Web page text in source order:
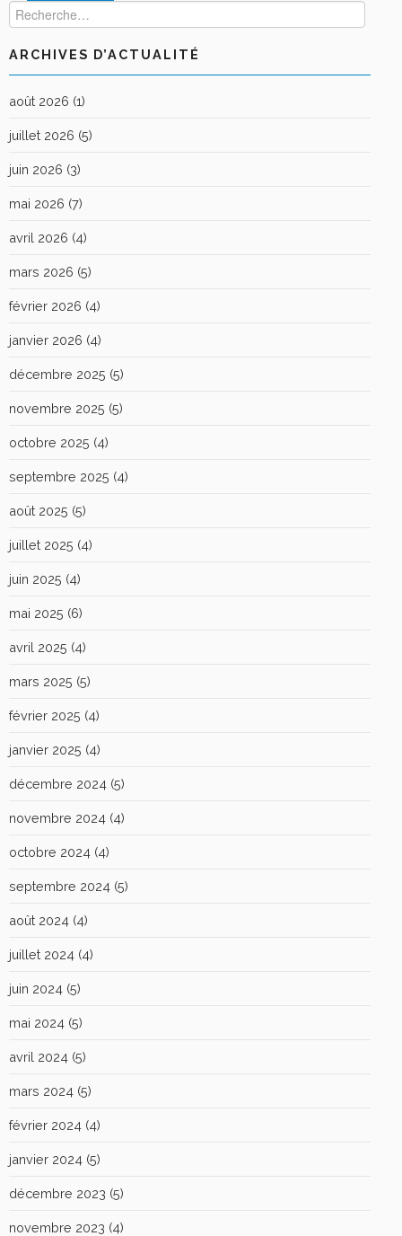
ARCHIVES D’ACTUALITÉ
août 2026 (1)
juillet 2026 (5)
juin 2026 (3)
mai 2026 (7)
avril 2026 (4)
mars 2026 (5)
février 2026 (4)
janvier 2026 (4)
décembre 2025 (5)
novembre 2025 (5)
octobre 2025 (4)
septembre 2025 (4)
août 2025 (5)
juillet 2025 (4)
juin 2025 (4)
mai 2025 (6)
avril 2025 (4)
mars 2025 (5)
février 2025 (4)
janvier 2025 (4)
décembre 2024 (5)
novembre 2024 (4)
octobre 2024 (4)
septembre 2024 (5)
août 2024 (4)
juillet 2024 (4)
juin 2024 (5)
mai 2024 (5)
avril 2024 (5)
mars 2024 (5)
février 2024 (4)
janvier 2024 (5)
décembre 2023 (5)
novembre 2023 (4)